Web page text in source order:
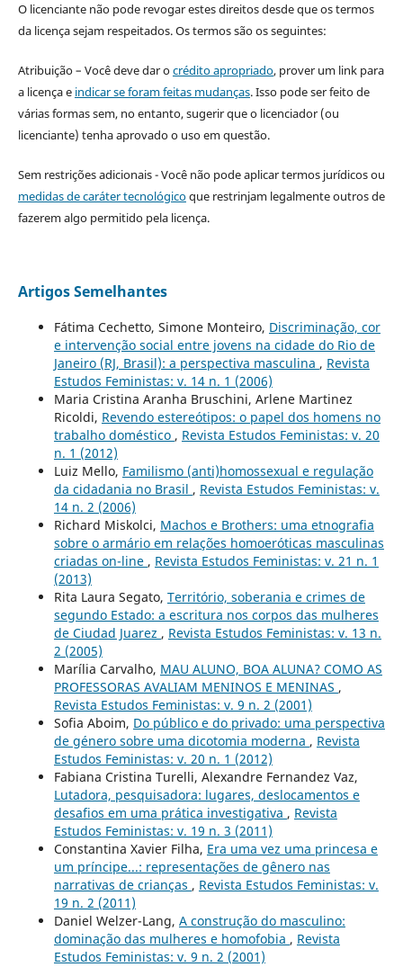
O licenciante não pode revogar estes direitos desde que os termos
da licença sejam respeitados. Os termos são os seguintes:
Atribuição – Você deve dar ocrédito apropriado, prover um link para
a licença e indicar se foram feitas mudanças. Isso pode ser feito de
várias formas sem, no entanto, sugerir que o licenciador (ou
licenciante) tenha aprovado o uso em questão.
Sem restrições adicionais - Você não pode aplicar termos jurídicos ou
medidas de caráter tecnológicoque restrinjam legalmente outros de
fazerem algo permitido pela licença.
Artigos Semelhantes
Fátima Cechetto, Simone Monteiro, Discriminação, cor
e intervenção social entre jovens na cidade do Rio de
Janeiro (RJ, Brasil): a perspectiva masculina , Revista
Estudos Feministas: v. 14 n. 1 (2006)
Maria Cristina Aranha Bruschini, Arlene Martinez
Ricoldi, Revendo estereótipos: o papel dos homens no
trabalho doméstico , Revista Estudos Feministas: v. 20
n. 1 (2012)
Luiz Mello, Familismo (anti)homossexual e regulação
da cidadania no Brasil , Revista Estudos Feministas: v.
14 n. 2 (2006)
Richard Miskolci, Machos e Brothers: uma etnografia
sobre o armário em relações homoeróticas masculinas
criadas on-line , Revista Estudos Feministas: v. 21 n. 1
(2013)
Rita Laura Segato, Território, soberania e crimes de
segundo Estado: a escritura nos corpos das mulheres
de Ciudad Juarez , Revista Estudos Feministas: v. 13 n.
2 (2005)
Marília Carvalho, MAU ALUNO, BOA ALUNA? COMO AS
PROFESSORAS AVALIAM MENINOS E MENINAS ,
Revista Estudos Feministas: v. 9 n. 2 (2001)
Sofia Aboim, Do público e do privado: uma perspectiva
de género sobre uma dicotomia moderna , Revista
Estudos Feministas: v. 20 n. 1 (2012)
Fabiana Cristina Turelli, Alexandre Fernandez Vaz,
Lutadora, pesquisadora: lugares, deslocamentos e
desafios em uma prática investigativa , Revista
Estudos Feministas: v. 19 n. 3 (2011)
Constantina Xavier Filha, Era uma vez uma princesa e
um príncipe...: representações de gênero nas
narrativas de crianças , Revista Estudos Feministas: v.
19 n. 2 (2011)
Daniel Welzer-Lang, A construção do masculino:
dominação das mulheres e homofobia , Revista
Estudos Feministas: v. 9 n. 2 (2001)